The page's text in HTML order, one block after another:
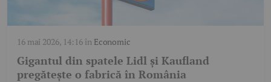
16 mai 2026, 14:16în Economic
Gigantul din spatele Lidl și Kaufland
pregătește o fabrică în România